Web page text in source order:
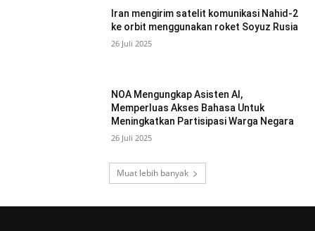
Iran mengirim satelit komunikasi Nahid-2
ke orbit menggunakan roket Soyuz Rusia
26 Juli 2025
NOA Mengungkap Asisten AI,
Memperluas Akses Bahasa Untuk
Meningkatkan Partisipasi Warga Negara
26 Juli 2025
Muat lebih banyak